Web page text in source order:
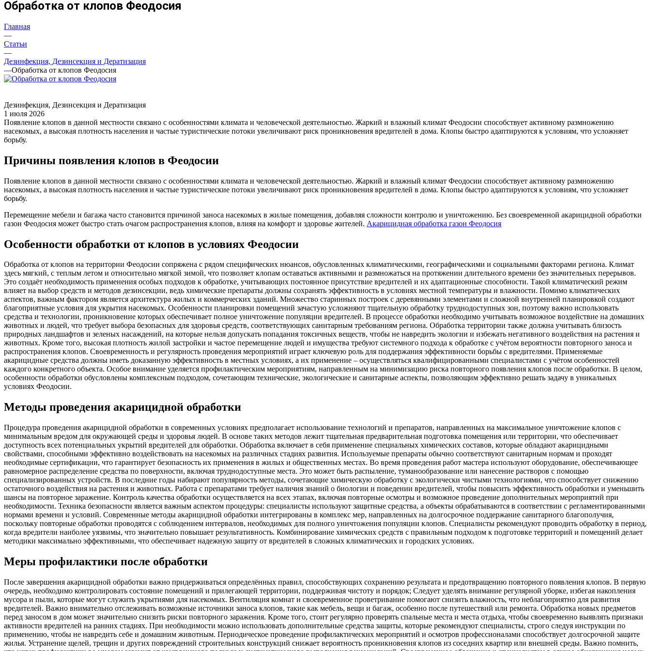
Обработка от клопов Феодосия
Главная
—
Статьи
—
Дезинфекция, Дезинсекция и Дератизация
—Обработка от клопов Феодосия
Дезинфекция, Дезинсекция и Дератизация
1 июля 2026
Появление клопов в данной местности связано с особенностями климата и человеческой деятельностью. Жаркий и влажный климат Феодосии способствует активному размножению
насекомых, а высокая плотность населения и частые туристические потоки увеличивают риск проникновения вредителей в дома. Клопы быстро адаптируются к условиям, что усложняет
борьбу.
Причины появления клопов в Феодосии
Появление клопов в данной местности связано с особенностями климата и человеческой деятельностью. Жаркий и влажный климат Феодосии способствует активному размножению
насекомых, а высокая плотность населения и частые туристические потоки увеличивают риск проникновения вредителей в дома. Клопы быстро адаптируются к условиям, что усложняет
борьбу.
Перемещение мебели и багажа часто становится причиной заноса насекомых в жилые помещения, добавляя сложности контролю и уничтожению. Без своевременной акарицидной обработки
газон Феодосия может быстро стать очагом распространения клопов, влияя на комфорт и здоровье жителей. Акарицидная обработка газон Феодосия
Особенности обработки от клопов в условиях Феодосии
Обработка от клопов на территории Феодосии сопряжена с рядом специфических нюансов, обусловленных климатическими, географическими и социальными факторами региона. Климат
здесь мягкий, с теплым летом и относительно мягкой зимой, что позволяет клопам оставаться активными и размножаться на протяжении длительного времени без значительных перерывов.
Это создаёт необходимость применения особых подходов к обработке, учитывающих постоянное присутствие вредителей и их адаптационные способности. Такой климатический режим
влияет на выбор средств и методов дезинсекции, ведь химические препараты должны сохранять эффективность в условиях местной температуры и влажности. Помимо климатических
аспектов, важным фактором является архитектура жилых и коммерческих зданий. Множество старинных построек с деревянными элементами и сложной внутренней планировкой создают
благоприятные условия для укрытия насекомых. Особенности планировки помещений зачастую усложняют тщательную обработку труднодоступных зон, поэтому важно использовать
средства и технологии, проникновение которых обеспечивает полное уничтожение популяции вредителей. В процессе обработки необходимо учитывать возможное воздействие на домашних
животных и людей, что требует выбора безопасных для здоровья средств, соответствующих санитарным требованиям региона. Обработка территории также должна учитывать близость
природных ландшафтов и зеленых насаждений, на которые нельзя допускать попадания токсичных веществ, чтобы не навредить экологии и избежать негативного воздействия на растения и
животных. Кроме того, высокая плотность жилой застройки и частое перемещение людей и имущества требуют системного подхода к обработке с учётом вероятности повторного заноса и
распространения клопов. Своевременность и регулярность проведения мероприятий играет ключевую роль для поддержания эффективности борьбы с вредителями. Применяемые
акарицидные средства должны иметь доказанную эффективность в местных условиях, а их применение – осуществляться квалифицированными специалистами с учётом особенностей
каждого конкретного объекта. Особое внимание уделяется профилактическим мероприятиям, направленным на минимизацию риска повторного появления клопов после обработки. В целом,
особенности обработки обусловлены комплексным подходом, сочетающим технические, экологические и санитарные аспекты, позволяющим эффективно решать задачу в уникальных
условиях Феодосии.
Методы проведения акарицидной обработки
Процедура проведения акарицидной обработки в современных условиях предполагает использование технологий и препаратов, направленных на максимальное уничтожение клопов с
минимальным вредом для окружающей среды и здоровья людей. В основе таких методов лежит тщательная предварительная подготовка помещения или территории, что обеспечивает
доступность всех потенциальных укрытий вредителей для обработки. Обработка включает в себя применение специальных химических составов, которые обладают акарицидными
свойствами, способными эффективно воздействовать на насекомых на различных стадиях развития. Используемые препараты обычно соответствуют санитарным нормам и проходят
необходимые сертификации, что гарантирует безопасность их применения в жилых и общественных местах. Во время проведения работ мастера используют оборудование, обеспечивающее
равномерное распределение средства по поверхности, включая труднодоступные места. Это может быть распыление, туманообразование или нанесение растворов с помощью
специализированных устройств. В последние годы набирают популярность методы, сочетающие химическую обработку с экологически чистыми технологиями, что способствует снижению
остаточного воздействия на растения и животных. Работа с препаратами требует наличия знаний о биологии и поведении вредителей, чтобы повысить эффективность обработки и уменьшить
шансы на повторное заражение. Контроль качества обработки осуществляется на всех этапах, включая повторные осмотры и возможное проведение дополнительных мероприятий при
необходимости. Техника безопасности является важным аспектом процедуры: специалисты используют защитные средства, а объекты обрабатываются в соответствии с регламентированными
нормами времени и условий. Современные методы акарицидной обработки интегрированы в комплекс мер, направленных на долгосрочное поддержание санитарного благополучия,
поскольку повторные обработки проводятся с соблюдением интервалов, необходимых для полного уничтожения популяции клопов. Специалисты рекомендуют проводить обработку в период,
когда вредители наиболее уязвимы, что значительно повышает результативность. Комбинирование химических средств с правильным подходом к подготовке территорий и помещений делает
методики максимально эффективными, что обеспечивает надежную защиту от вредителей в сложных климатических и городских условиях.
Меры профилактики после обработки
После завершения акарицидной обработки важно придерживаться определённых правил, способствующих сохранению результата и предотвращению повторного появления клопов. В первую
очередь, необходимо контролировать состояние помещений и прилегающей территории, поддерживая чистоту и порядок; Следует уделять внимание регулярной уборке, избегая накопления
мусора и пыли, которые могут служить укрытиями для насекомых. Вентиляция комнат и своевременное проветривание помогают снизить влажность, что неблагоприятно для развития
вредителей. Важно внимательно отслеживать возможные источники заноса клопов, такие как мебель, вещи и багаж, особенно после путешествий или ремонта. Обработка новых предметов
перед заносом в дом может значительно снизить риски повторного заражения. Кроме того, стоит регулярно проверять спальные места и места отдыха, чтобы своевременно выявлять признаки
активности вредителей на ранних стадиях. При необходимости можно использовать дополнительные средства защиты, которые рекомендуют специалисты, строго следуя инструкции по
применению, чтобы не навредить себе и домашним животным. Периодическое проведение профилактических мероприятий и осмотров профессионалами способствует долгосрочной защите
жилья. Устранение щелей, трещин и других повреждений строительных конструкций снижает вероятность проникновения клопов из соседних квартир или внешней среды. Важно помнить,